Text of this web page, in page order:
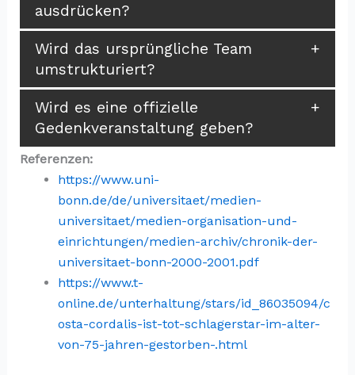
ausdrücken?
Wird das ursprüngliche Team
umstrukturiert?
Wird es eine offizielle
Gedenkveranstaltung geben?
Referenzen:
https://www.uni-
bonn.de/de/universitaet/medien-
universitaet/medien-organisation-und-
einrichtungen/medien-archiv/chronik-der-
universitaet-bonn-2000-2001.pdf
https://www.t-
online.de/unterhaltung/stars/id_86035094/c
osta-cordalis-ist-tot-schlagerstar-im-alter-
von-75-jahren-gestorben-.html